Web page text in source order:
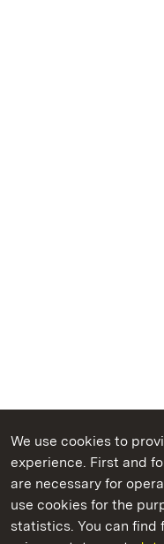
We use cookies to
experience. First and
are necessary for
use cookies for the
statistics. You can find
State Palaces and